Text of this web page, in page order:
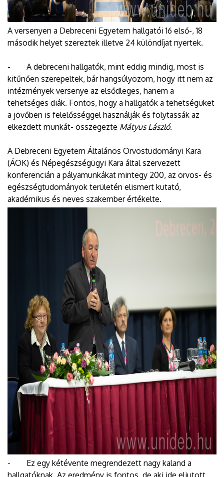
A versenyen a Debreceni Egyetem hallgatói 16 első-, 18
második helyet szereztek illetve 24 különdíjat nyertek.
- A debreceni hallgatók, mint eddig mindig, most is
kitűnően szerepeltek, bár hangsúlyozom, hogy itt nem az
intézmények versenye az elsődleges, hanem a
tehetséges diák. Fontos, hogy a hallgatók a tehetségüket
a jövőben is felelősséggel használják és folytassák az
elkezdett munkát- összegezte Mátyus László.
A Debreceni Egyetem Általános Orvostudományi Kara
(ÁOK) és Népegészségügyi Kara által szervezett
konferencián a pályamunkákat mintegy 200, az orvos- és
egészségtudományok területén elismert kutató,
akadémikus és neves szakember értékelte.
- Ez egy kétévente megrendezett nagy kaland a
hallgatóknak. Az eredmény is fontos, de aki ide eljutott,